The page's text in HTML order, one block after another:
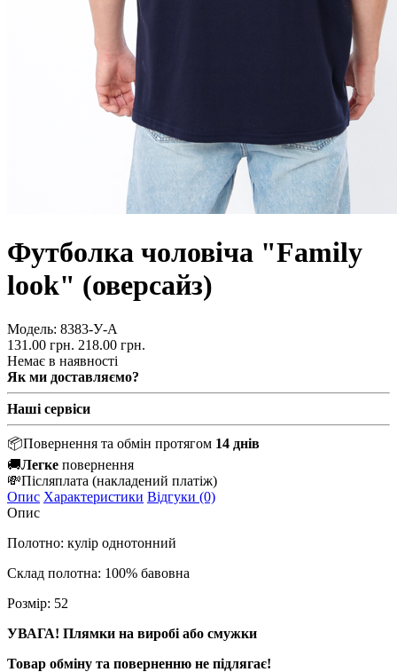
Футболка чоловіча "Family
look" (оверсайз)
Модель: 8383-У-А
131.00 грн. 218.00 грн.
Немає в наявності
Як ми доставляємо?
Наші сервіси
📦Повернення та обмін протягом 14 днів
🚚Легке повернення
💸Післяплата (накладений платіж)
Опис Характеристики Відгуки (0)
Опис
Полотно: кулір однотонний
Склад полотна: 100% бавовна
Розмір: 52
УВАГА! Плямки на виробі або смужки
Товар обміну та поверненню не підлягає!